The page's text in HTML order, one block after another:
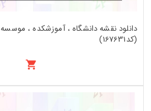
دانلود نقشه دانشگاه ، آموزشکده ،
(کد167631)